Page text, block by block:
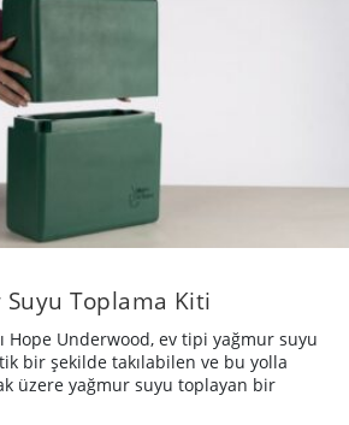
Suyu Toplama Kiti
Hope Underwood, ev tipi yağmur suyu
bir şekilde takılabilen ve bu yolla
üzere yağmur suyu toplayan bir